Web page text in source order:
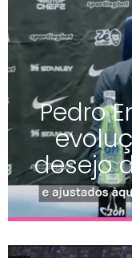
Pedro
desejo